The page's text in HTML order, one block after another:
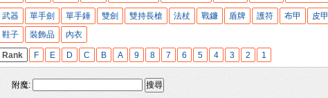
武器 單手劍 單手錘 雙劍 雙持長槍 法杖 戰鐮 盾牌 護符 布甲 皮甲
鞋子
裝飾品 內衣
Rank F E D C B A 9 8 7 6 5 4 3 2 1
附魔: 搜尋